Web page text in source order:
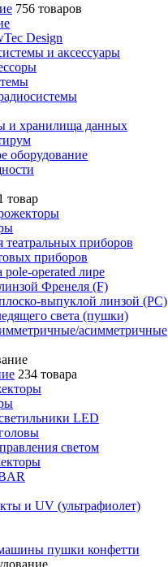
756 товаров
Design
и аксессуары
и хранилища данных
оборудование
товар
театральных приборов
приборов
operated лире
Френеля (F)
выпуклой линзой (PC)
света (пушки)
асимметричные
234 товара
LED
светом
и UV (ультрафиолет)
пушки конфетти